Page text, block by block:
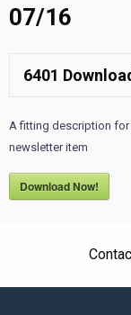
07/16
6401
A fitting description for
newsletter item
Download Now!